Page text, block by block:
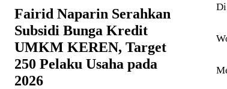
Fairid Naparin Serahkan
Subsidi Bunga Kredit
UMKM KEREN, Target
250 Pelaku Usaha pada
2026